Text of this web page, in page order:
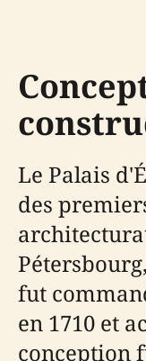
Le Palais
des
fut
en 1710 et
conception